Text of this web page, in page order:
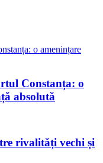
Constanța: o
absolută
rivalități vechi și